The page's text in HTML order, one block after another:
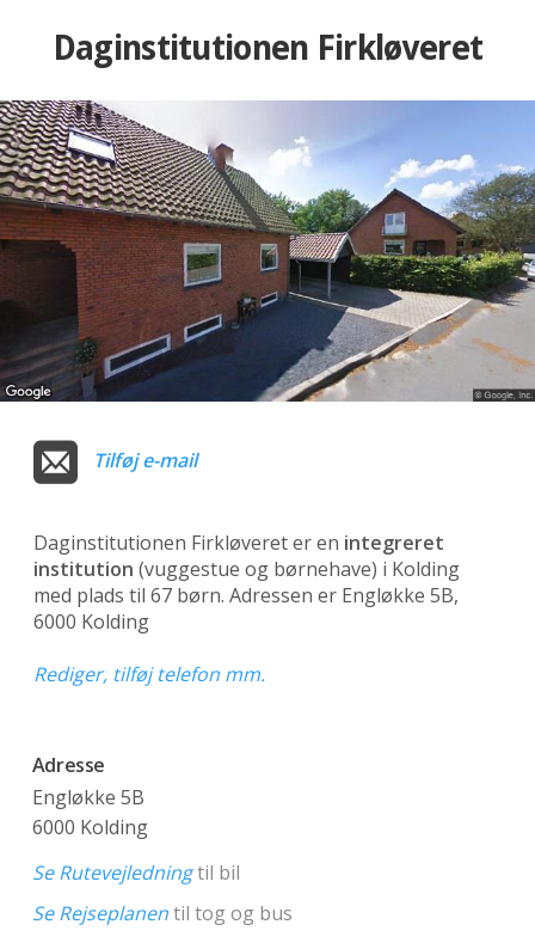
Daginstitutionen Firkløveret
Tilføj e-mail
Daginstitutionen Firkløveret er en integreret
institution (vuggestue og børnehave) i Kolding
med plads til 67 børn. Adressen er Engløkke 5B,
6000 Kolding
Rediger, tilføj telefon mm.
Adresse
Engløkke 5B
6000 Kolding
Se Rutevejledningtil bil
Se Rejseplanentil tog og bus